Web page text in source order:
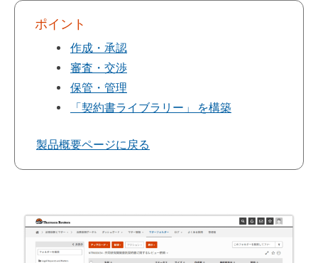
ポイント
作成・承認
審査・交渉
保管・管理
「契約書ライブラリー」 を構築
製品概要ページに戻る